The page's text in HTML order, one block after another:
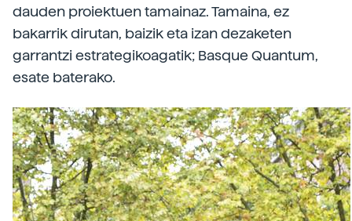
dauden proiektuen tamainaz. Tamaina, ez
bakarrik dirutan, baizik eta izan dezaketen
garrantzi estrategikoagatik; Basque Quantum,
esate baterako.